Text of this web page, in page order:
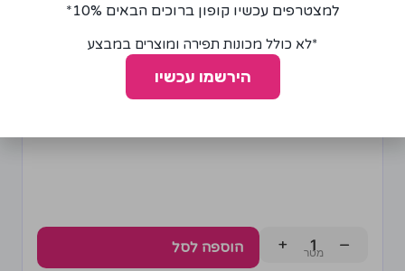
בד רשת עם הדפס פרחוני
−
+ הוספה לסל
למצטרפים עכשיו קופון ברוכים הבאים 10%*
*לא כולל מכונות תפירה ומוצרים במבצע
הירשמו עכשיו